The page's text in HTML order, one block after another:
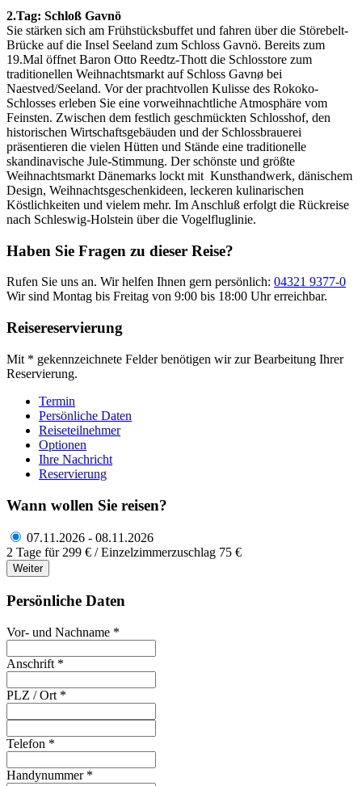
2.Tag: Schloß Gavnö
Sie stärken sich am Frühstücksbuffet und fahren über die Störebelt-
Brücke auf die Insel Seeland zum Schloss Gavnö. Bereits zum
19.Mal öffnet Baron Otto Reedtz-Thott die Schlosstore zum
traditionellen Weihnachtsmarkt auf Schloss Gavnø bei
Naestved/Seeland. Vor der prachtvollen Kulisse des Rokoko-
Schlosses erleben Sie eine vorweihnachtliche Atmosphäre vom
Feinsten. Zwischen dem festlich geschmückten Schlosshof, den
historischen Wirtschaftsgebäuden und der Schlossbrauerei
präsentieren die vielen Hütten und Stände eine traditionelle
skandinavische Jule-Stimmung. Der schönste und größte
Weihnachtsmarkt Dänemarks lockt mit Kunsthandwerk, dänischem
Design, Weihnachtsgeschenkideen, leckeren kulinarischen
Köstlichkeiten und vielem mehr. Im Anschluß erfolgt die Rückreise
nach Schleswig-Holstein über die Vogelfluglinie.
Haben Sie Fragen zu dieser Reise?
Rufen Sie uns an. Wir helfen Ihnen gern persönlich: 04321 9377-0
Wir sind Montag bis Freitag von 9:00 bis 18:00 Uhr erreichbar.
Reisereservierung
Mit * gekennzeichnete Felder benötigen wir zur Bearbeitung Ihrer
Reservierung.
Termin
Persönliche Daten
Reiseteilnehmer
Optionen
Ihre Nachricht
Reservierung
Wann wollen Sie reisen?
07.11.2026 - 08.11.2026
2 Tage für 299 € / Einzelzimmerzuschlag 75 €
Weiter
Persönliche Daten
Vor- und Nachname *
Anschrift *
PLZ / Ort *
Telefon *
Handynummer *